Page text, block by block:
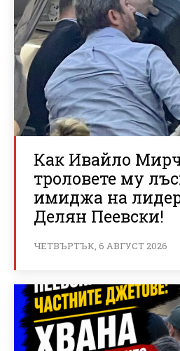
Как Ивайло
троловете му
имиджа на
Делян Пеевски!
ЧЕТВЪРТЪК, 6 АВГУСТ 2026